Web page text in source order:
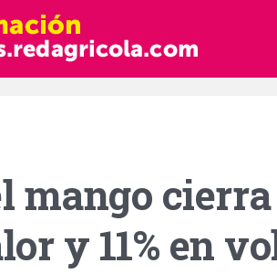
mango
y 11% en